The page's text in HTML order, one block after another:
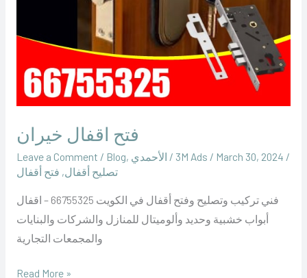
فتح اقفال خيران
Leave a Comment / Blog, الأحمدي / / March 30, 2024 /
تصليح أقفال, فتح أقفال
فني تركيب وتصليح وفتح أقفال في الكويت 66755325 – اقفال
أبواب خشبية وحديد وألوميتال للمنازل والشركات والبنايات
والمجمعات التجارية
Read More »